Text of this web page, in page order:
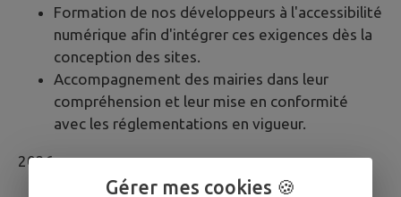
Formation de nos développeurs à l'accessibilité
numérique afin d'intégrer ces exigences dès la
conception des sites.
Accompagnement des mairies dans leur
compréhension et leur mise en conformité
avec les réglementations en vigueur.
2026
Gérer mes cookies 🍪